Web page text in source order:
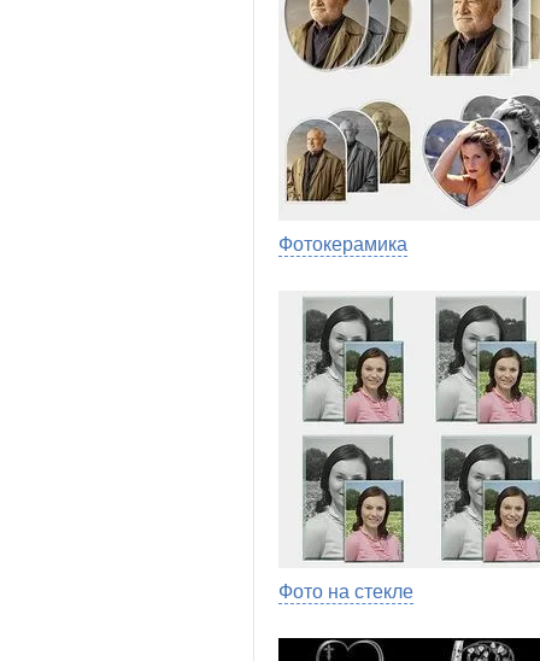
Фотокерамика
Фото на стекле